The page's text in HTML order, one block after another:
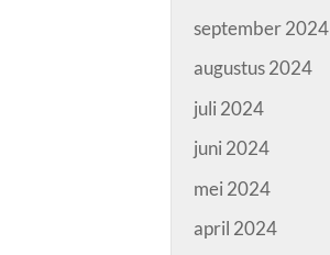
september 2024
augustus 2024
juli 2024
juni 2024
mei 2024
april 2024